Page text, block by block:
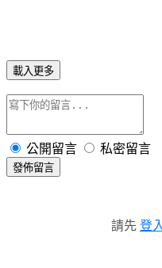
載入更多
公開留言 私密留言
發佈留言
請先 登入